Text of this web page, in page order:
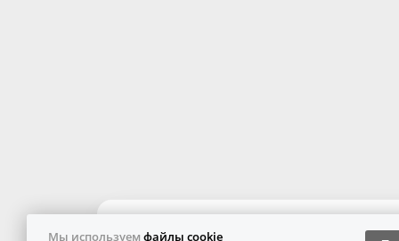
Мы используем файлы cookie